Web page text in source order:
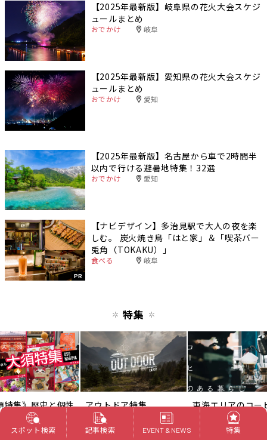
【2025年最新版】岐阜県の花火大会スケジ
ュールまとめ
おでかけ 岐阜
【2025年最新版】愛知県の花火大会スケジ
ュールまとめ
おでかけ 愛知
【2025年最新版】名古屋から車で2時間半
以内で行ける避暑地特集！32選
おでかけ 愛知
PR
【ナビデザイン】多治見駅で大人の夜を楽
しむ。 炭火焼き鳥「はと家」＆「喫茶バー
兎角（TOKAKU）」
食べる 岐阜
特集
特集》歴史と個性
アウトドア特集
東海エリアのコー
集
スポット検索 記事検索 EVENT & NEWS 特集